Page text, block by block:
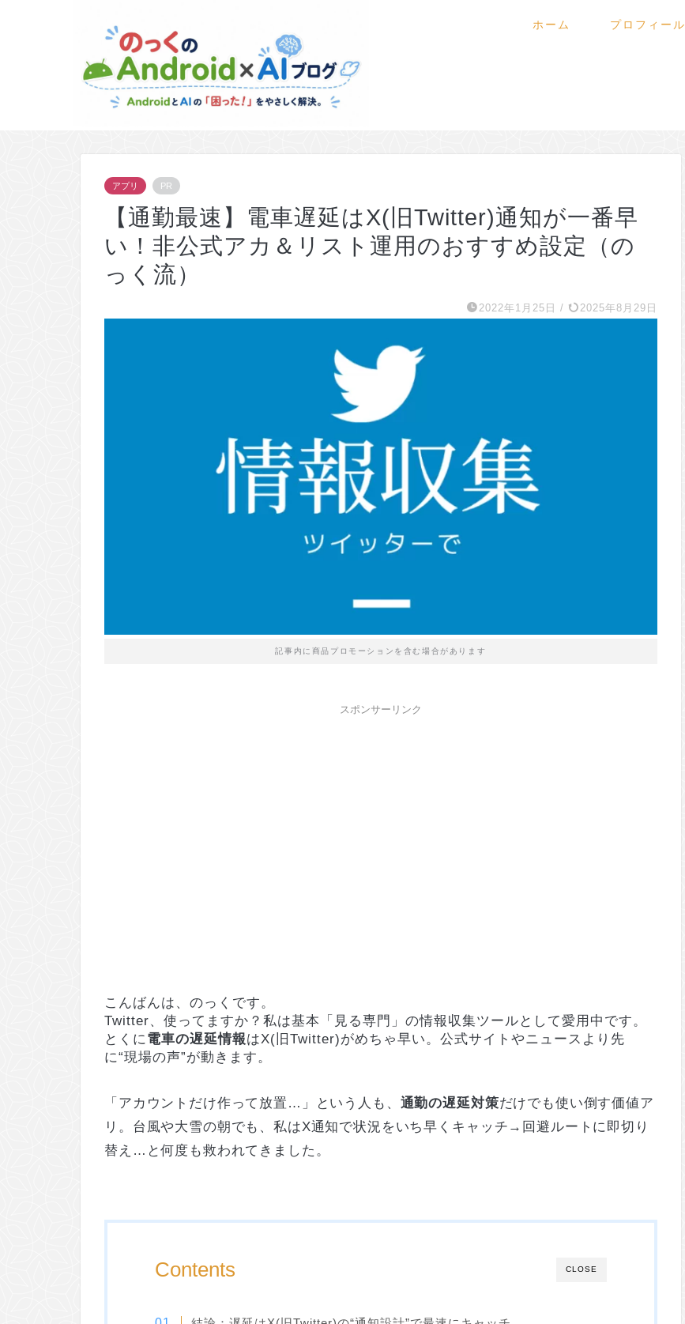
ホーム プロフィール
アプリ PR
【通勤最速】電車遅延はX(旧Twitter)通知が一番早
い！非公式アカ＆リスト運用のおすすめ設定（の
っく流）
2022年1月25日 / 2025年8月29日
記事内に商品プロモーションを含む場合があります
スポンサーリンク
こんばんは、のっくです。
Twitter、使ってますか？私は基本「見る専門」の情報収集ツールとして愛用中です。
とくに 電車の遅延情報はX(旧Twitter)がめちゃ早い。公式サイトやニュースより先
に“現場の声”が動きます。
「アカウントだけ作って放置…」という人も、 通勤の遅延対策だけでも使い倒す価値ア
リ。台風や大雪の朝でも、私はX通知で状況をいち早くキャッチ→回避ルートに即切り
替え…と何度も救われてきました。
CLOSE
Contents